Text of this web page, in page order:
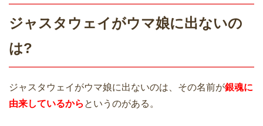
ジャスタウェイがウマ娘に出ないの
は?
ジャスタウェイがウマ娘に出ないのは、その名前が銀魂に
由来しているから というのがある。